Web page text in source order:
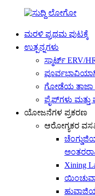
ಮರಳಿ ಪ್ರಥಮ ಪುಟಕ್ಕೆ
ಉತ್ಪನ್ನಗಳು
ಸ್ಮಾರ್ಟ್ ERV/
ಗೋಡೆಯ ತಾಜಾ
ಪೈಪ್‌ಗಳು ಮತ್ತು
ಯೋಜನೆಗಳ ಪ್ರಕರಣ
ಆರೋಗ್ಯಕರ
Xining